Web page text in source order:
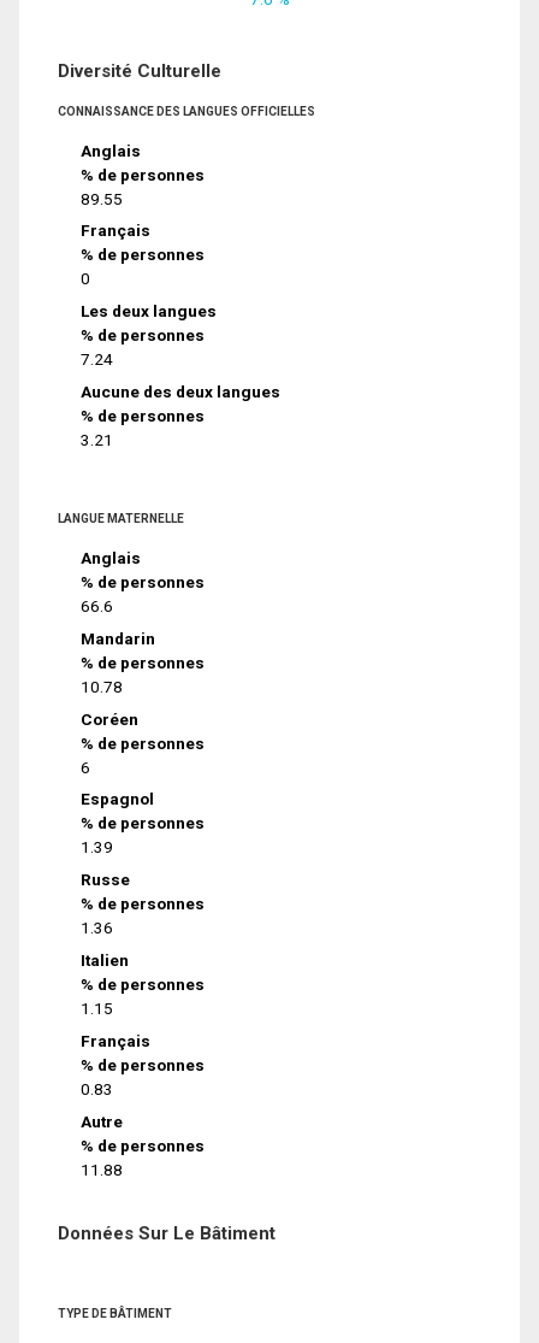
Diversité Culturelle
CONNAISSANCE DES LANGUES OFFICIELLES
Anglais
% de personnes
89.55
Français
% de personnes
0
Les deux langues
% de personnes
7.24
Aucune des deux langues
% de personnes
3.21
LANGUE MATERNELLE
Anglais
% de personnes
66.6
Mandarin
% de personnes
10.78
Coréen
% de personnes
6
Espagnol
% de personnes
1.39
Russe
% de personnes
1.36
Italien
% de personnes
1.15
Français
% de personnes
0.83
Autre
% de personnes
11.88
Données Sur Le Bâtiment
TYPE DE BÂTIMENT